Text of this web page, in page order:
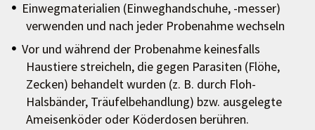
Einwegmaterialien (Einweghandschuhe, -messer)
verwenden und nach jeder Probenahme wechseln
Vor und während der Probenahme keinesfalls
Haustiere streicheln, die gegen Parasiten (Flöhe,
Zecken) behandelt wurden (z. B. durch Floh-
Halsbänder, Träufelbehandlung) bzw. ausgelegte
Ameisenköder oder Köderdosen berühren.